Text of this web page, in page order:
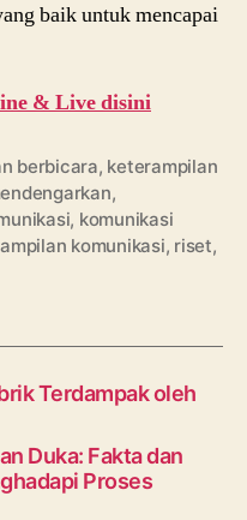
baik untuk mencapai
& Live disini
berbicara, keterampilan
,
, komunikasi
komunikasi, riset,
Terdampak oleh
Duka: Fakta dan
Proses